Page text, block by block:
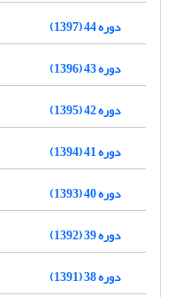
دوره 44 (1397)
دوره 43 (1396)
دوره 42 (1395)
دوره 41 (1394)
دوره 40 (1393)
دوره 39 (1392)
دوره 38 (1391)